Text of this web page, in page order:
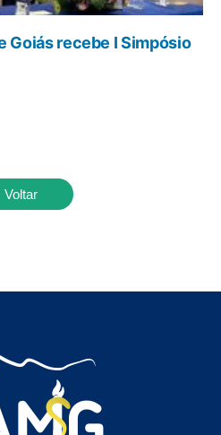
Goiás recebe I Simpósio
Voltar